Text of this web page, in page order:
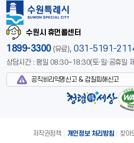
수원시 휴먼콜센터
1899-3300 (유료), 031-5191-
상담시간 : 평일 08:30~18:30(토·일·공휴일
공직비리익명신고 & 갑질피해신고
저작권정책 개인정보 처리방침 찾아